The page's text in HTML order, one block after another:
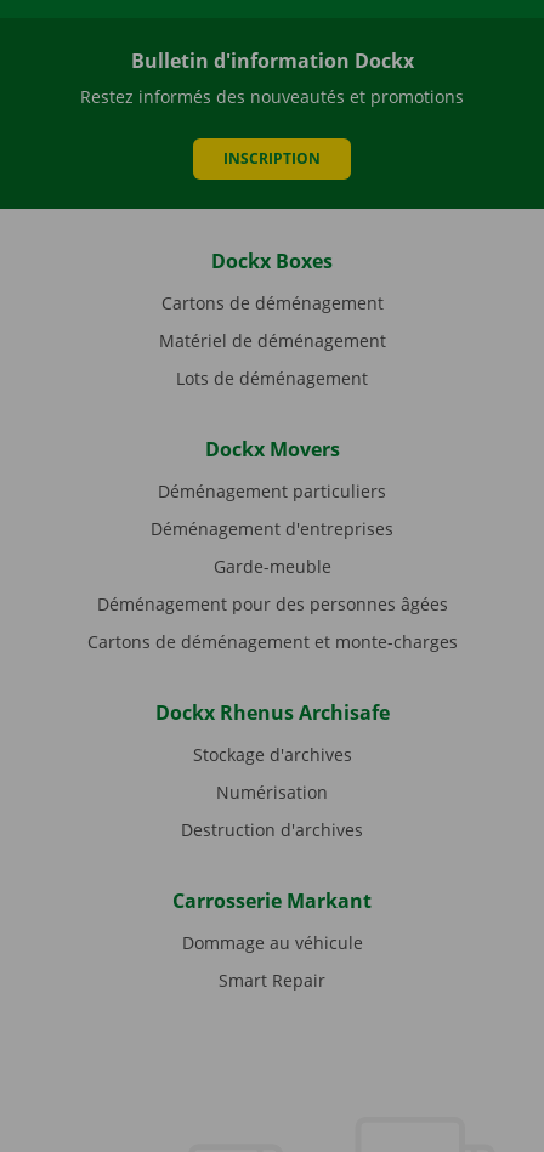
Bulletin d'information Dockx
Restez informés des nouveautés et promotions
INSCRIPTION
Dockx Boxes
Cartons de déménagement
Matériel de déménagement
Lots de déménagement
Dockx Movers
Déménagement particuliers
Déménagement d'entreprises
Garde-meuble
Déménagement pour des personnes âgées
Cartons de déménagement et monte-charges
Dockx Rhenus Archisafe
Stockage d'archives
Numérisation
Destruction d'archives
Carrosserie Markant
Dommage au véhicule
Smart Repair